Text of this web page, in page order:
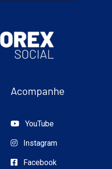
Acompanhe
YouTube
Instagram
Facebook